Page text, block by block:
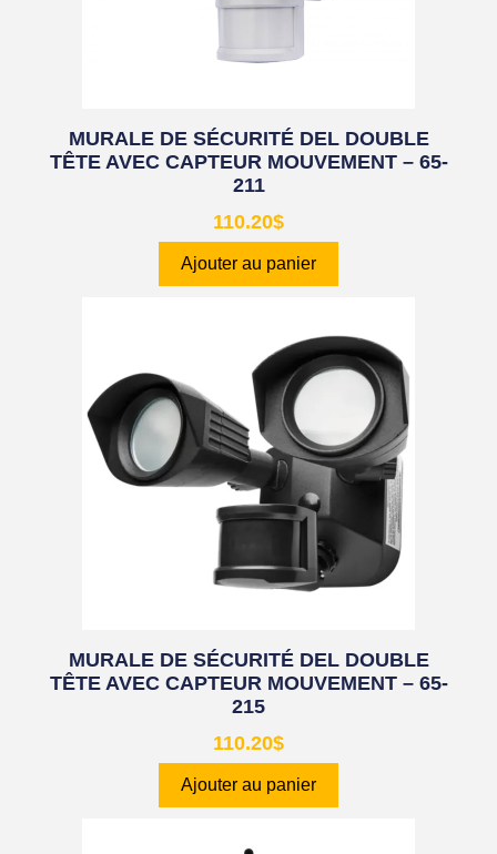
MURALE DE SÉCURITÉ DEL DOUBLE
TÊTE AVEC CAPTEUR MOUVEMENT – 65-
211
110.20$
Ajouter au panier
MURALE DE SÉCURITÉ DEL DOUBLE
TÊTE AVEC CAPTEUR MOUVEMENT – 65-
215
110.20$
Ajouter au panier